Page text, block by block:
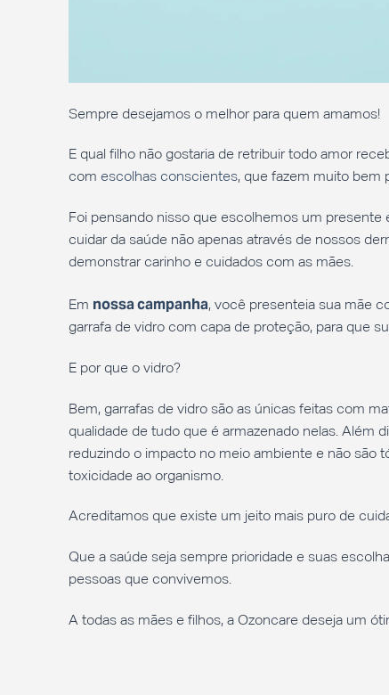
Sempre desejamos o melhor para quem amamos!
E qual filho não gostaria de retribuir todo amor
com escolhas conscientes, que fazem muito bem
Foi pensando nisso que escolhemos um presente
cuidar da saúde não apenas através de nossos
demonstrar carinho e cuidados com as mães.
Em nossa campanha, você presenteia sua mãe
garrafa de vidro com capa de proteção, para que
E por que o vidro?
Bem, garrafas de vidro são as únicas feitas com
qualidade de tudo que é armazenado nelas. Além
reduzindo o impacto no meio ambiente e não são
toxicidade ao organismo.
Acreditamos que existe um jeito mais puro de
Que a saúde seja sempre prioridade e suas
pessoas que convivemos.
A todas as mães e filhos, a Ozoncare deseja um